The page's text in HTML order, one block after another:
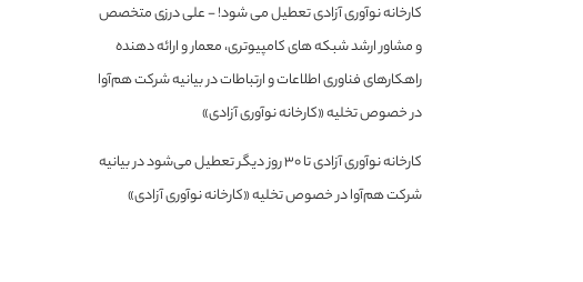
کارخانه نوآوری آزادی تعطیل می شود! - علی درزی متخصص
و مشاور ارشد شبکه های کامپیوتری، معمار و ارائه دهنده
راهکارهای فناوری اطلاعات و ارتباطاتدربیانیه شرکت هم‌آوا
در خصوص تخلیه «کارخانه نوآوری آزادی»
کارخانه نوآوری آزادی تا ۳۰ روز دیگر تعطیل می‌شود دربیانیه
شرکت هم‌آوا در خصوص تخلیه «کارخانه نوآوری آزادی»